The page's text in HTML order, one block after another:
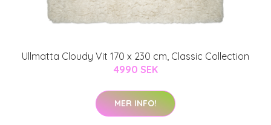
Ullmatta Cloudy Vit 170 x 230 cm, Classic Collection
4990 SEK
MER INFO!